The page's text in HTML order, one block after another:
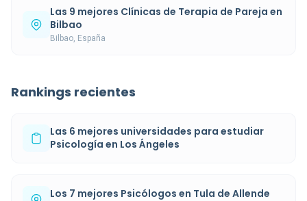
Las 9 mejores Clínicas de Terapia de Pareja en
Bilbao
Bilbao, España
Rankings recientes
Las 6 mejores universidades para estudiar
Psicología en Los Ángeles
Los 7 mejores Psicólogos en Tula de Allende